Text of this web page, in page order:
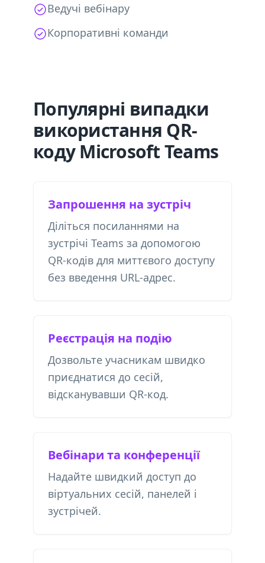
Ведучі вебінару
Корпоративні команди
Популярні випадки
використання QR-
коду Microsoft Teams
Запрошення на зустріч
Діліться посиланнями на
зустрічі Teams за допомогою
QR-кодів для миттєвого доступу
без введення URL-адрес.
Реєстрація на подію
Дозвольте учасникам швидко
приєднатися до сесій,
відсканувавши QR-код.
Вебінари та конференції
Надайте швидкий доступ до
віртуальних сесій, панелей і
зустрічей.